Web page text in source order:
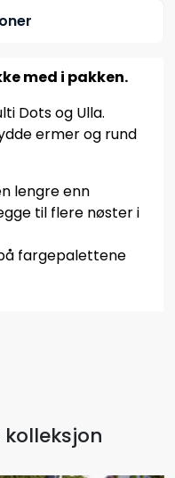
med i pakken.
Dots og Ulla.
ermer og rund
lengre enn
til flere nøster i
fargepalettene